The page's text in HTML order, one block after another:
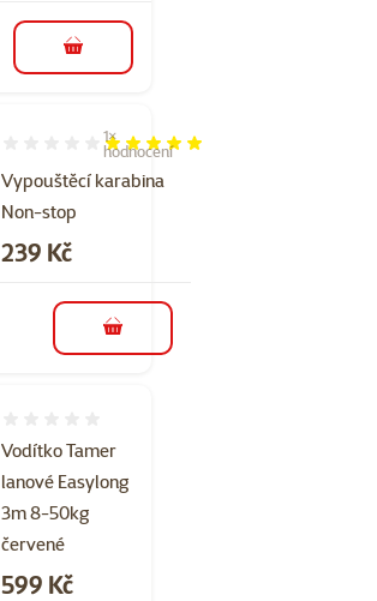
do košíku
Vypouštěcí karabina
Non-stop
Hodnocení 100%, počet hodnocení: 1
1×
hodnocení
Cena
239 Kč
do košíku
Vodítko Tamer
lanové Easylong
3m 8-50kg
červené
Cena
599 Kč